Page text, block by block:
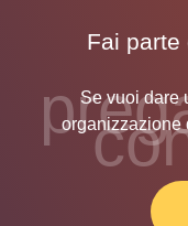
Fai parte
Se vuoi dare
organizzazione